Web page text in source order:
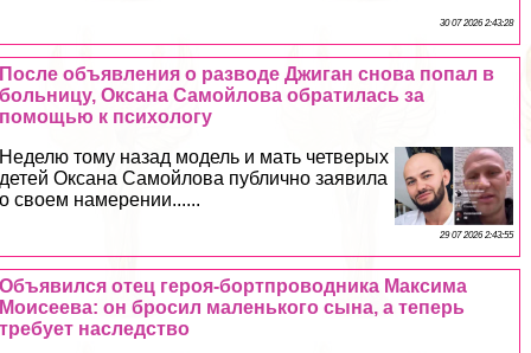
30 07 2026 2:43:28
После объявления о разводе Джиган снова попал в
больницу, Оксана Самойлова обратилась за
помощью к психологу
Неделю тому назад модель и мать четверых
детей Оксана Самойлова публично заявила
о своем намерении......
29 07 2026 2:43:55
Объявился отец героя-бортпроводника Максима
Моисеева: он бросил маленького сына, а теперь
требует наследство